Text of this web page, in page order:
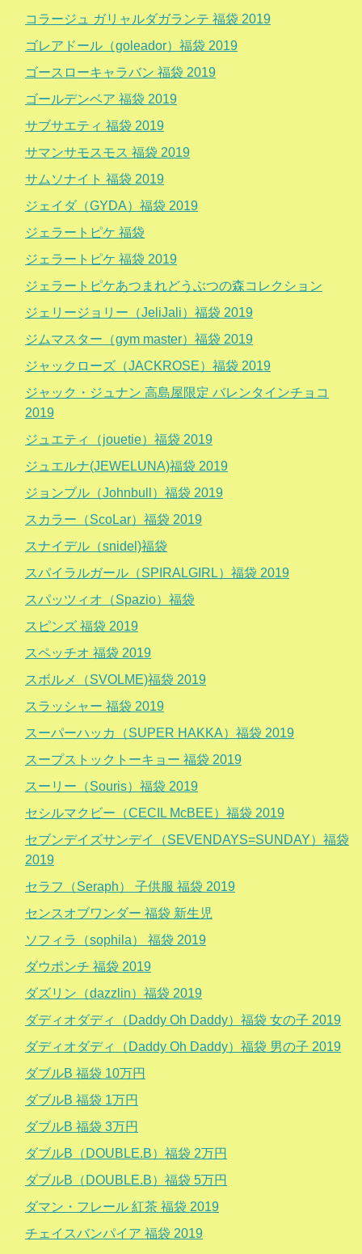
コラージュ ガリャルダガランテ 福袋 2019
ゴレアドール（goleador）福袋 2019
ゴースローキャラバン 福袋 2019
ゴールデンベア 福袋 2019
サブサエティ 福袋 2019
サマンサモスモス 福袋 2019
サムソナイト 福袋 2019
ジェイダ（GYDA）福袋 2019
ジェラートピケ 福袋
ジェラートピケ 福袋 2019
ジェラートピケあつまれどうぶつの森コレクション
ジェリージョリー（JeliJali）福袋 2019
ジムマスター（gym master）福袋 2019
ジャックローズ（JACKROSE）福袋 2019
ジャック・ジュナン 高島屋限定 バレンタインチョコ
2019
ジュエティ（jouetie）福袋 2019
ジュエルナ(JEWELUNA)福袋 2019
ジョンブル（Johnbull）福袋 2019
スカラー（ScoLar）福袋 2019
スナイデル（snidel)福袋
スパイラルガール（SPIRALGIRL）福袋 2019
スパッツィオ（Spazio）福袋
スピンズ 福袋 2019
スペッチオ 福袋 2019
スボルメ（SVOLME)福袋 2019
スラッシャー 福袋 2019
スーパーハッカ（SUPER HAKKA）福袋 2019
スープストックトーキョー 福袋 2019
スーリー（Souris）福袋 2019
セシルマクビー（CECIL McBEE）福袋 2019
セブンデイズサンデイ（SEVENDAYS=SUNDAY）福袋
2019
セラフ（Seraph） 子供服 福袋 2019
センスオブワンダー 福袋 新生児
ソフィラ（sophila） 福袋 2019
ダウポンチ 福袋 2019
ダズリン（dazzlin）福袋 2019
ダディオダディ（Daddy Oh Daddy）福袋 女の子 2019
ダディオダディ（Daddy Oh Daddy）福袋 男の子 2019
ダブルB 福袋 10万円
ダブルB 福袋 1万円
ダブルB 福袋 3万円
ダブルB（DOUBLE.B）福袋 2万円
ダブルB（DOUBLE.B）福袋 5万円
ダマン・フレール 紅茶 福袋 2019
チェイスバンパイア 福袋 2019